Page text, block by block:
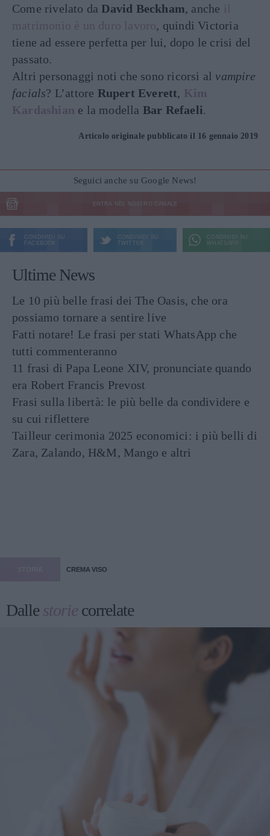
Come rivelato daDavid Beckham, anche il
matrimonio è un duro lavoro, quindi Victoria
tiene ad essere perfetta per lui, dopo le crisi del
passato.
Altri personaggi noti che sono ricorsi al vampire
facials? L’attore Rupert Everett, Kim
Kardashian e la modella Bar Refaeli.
Articolo originale pubblicato il 16 gennaio 2019
Seguici anche su Google News!
ENTRA NEL NOSTRO CANALE
CONDIVIDI SU
FACEBOOK
CONDIVIDI SU
TWITTER
CONDIVIDI SU
WHATSAPP
Ultime News
Le 10 più belle frasi dei The Oasis, che ora
possiamo tornare a sentire live
Fatti notare! Le frasi per stati WhatsApp che
tutti commenteranno
11 frasi di Papa Leone XIV, pronunciate quando
era Robert Francis Prevost
Frasi sulla libertà: le più belle da condividere e
su cui riflettere
Tailleur cerimonia 2025 economici: i più belli di
Zara, Zalando, H&M, Mango e altri
CREMA VISO
Dallestorie correlate